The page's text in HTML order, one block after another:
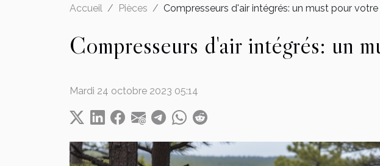
Accueil Pièces Compresseurs d'air intégrés: un must pour votre
Compresseurs d'air intégrés: un
Mardi 24 octobre 2023 05:14